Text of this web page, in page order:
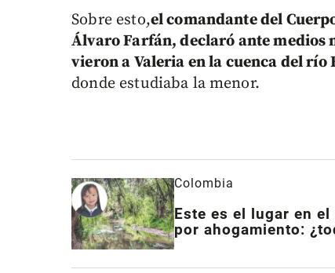
Sobre esto,el comandante del
Álvaro Farfán, declaró ante medios
vieron a Valeria en la cuenca del río
donde estudiaba la menor.
Colombia
Este es el lugar en
por ahogamiento: